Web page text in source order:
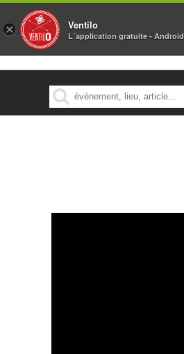
MENU
× Ventilo
L´application gratuite - Android